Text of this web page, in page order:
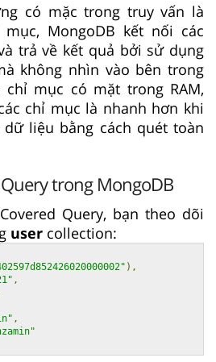
có mặc trong truy vấn là
MongoDB kết nối các
trả về kết quả bởi sử dụng
không nhìn vào bên trong
chỉ mục có mặt trong RAM,
chỉ mục là nhanh hơn khi
liệu bằng cách quét toàn
trong MongoDB
Query, bạn theo dõi
user collection:
),
,
,